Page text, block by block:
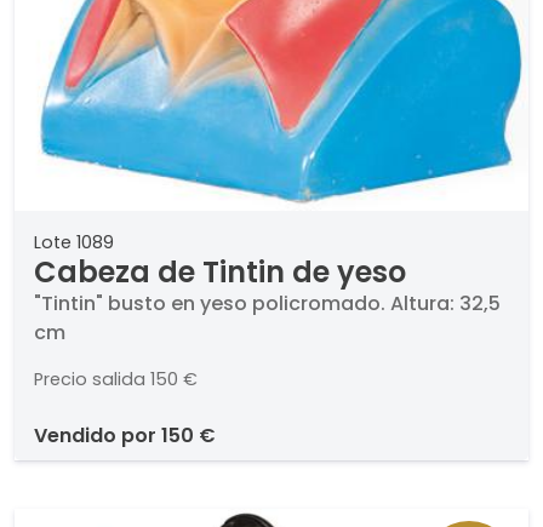
Lote 1089
Cabeza de Tintin de yeso
"Tintin" busto en yeso policromado. Altura: 32,5
cm
Precio salida 150 €
vendido por 150 €